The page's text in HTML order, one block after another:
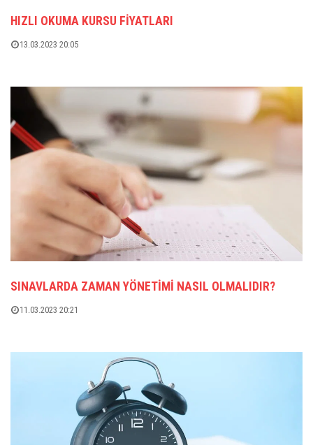
HIZLI OKUMA KURSU FIYATLARI
13.03.2023 20:05
SINAVLARDA ZAMAN YÖNETIMI NASIL OLMALIDIR?
11.03.2023 20:21